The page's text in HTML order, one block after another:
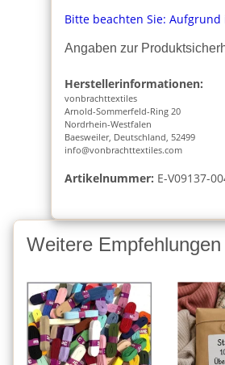
Bitte beachten Sie:
Angaben zur
Herstellerinformationen:
vonbrachttextiles
Arnold-Sommerfeld-Ring 20
Nordrhein-Westfalen
Baesweiler, Deutschland, 52499
info@vonbrachttextiles.com
Artikelnummer: E-V09137-
Weitere